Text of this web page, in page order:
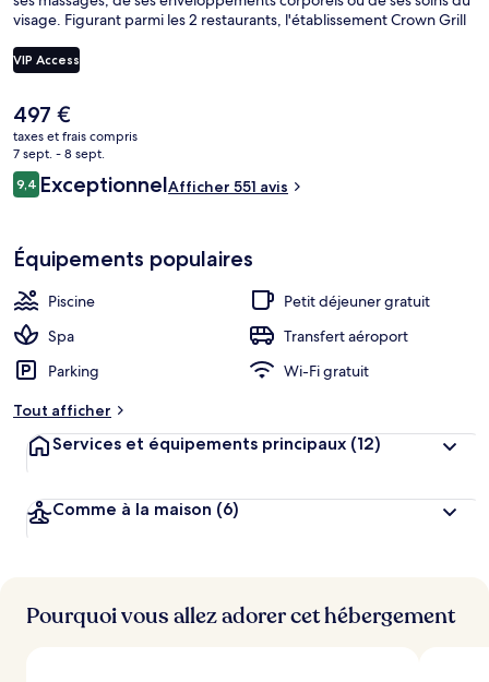
visage. Figurant parmi les 2 restaurants, l'établissement Crown Grill
hôtel de luxe abrite en outre une piscine couverte, une piscine
extérieure et un bar à la plage. Le personnel attentionné et
voyageurs.
VIP Access
Le
prix
actuel
est
de
497 €
taxes et frais compris
7 sept. - 8 sept.
Avis
voyageurs
9,49,4 sur 10
ExceptionnelAfficher 551 avis
Équipements populaires
Piscine
Petit déjeuner gratuit
Spa
Transfert aéroport
Parking
Wi-Fi gratuit
Tout afficher
Services et équipements principaux (12)
Comme à la maison (6)
Pourquoi vous allez adorer cet hébergement